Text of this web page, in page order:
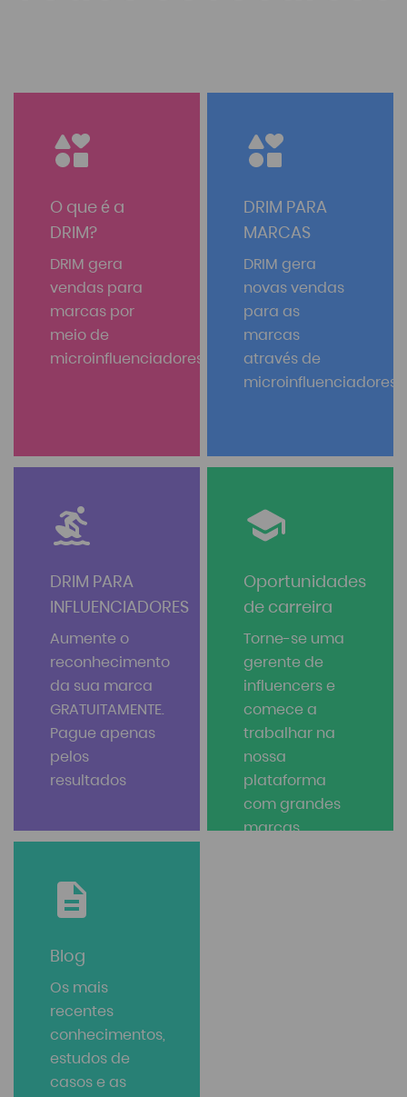
O que é a
DRIM?
DRIM gera
vendas para
marcas por
meio de
microinfluenciadores
DRIM PARA
MARCAS
DRIM gera
novas vendas
para as
marcas
através de
microinfluenciadores
DRIM PARA
INFLUENCIADORES
Aumente o
reconhecimento
da sua marca
GRATUITAMENTE.
Pague apenas
pelos
resultados
Oportunidades
de carreira
Torne-se uma
gerente de
influencers e
comece a
trabalhar na
nossa
plataforma
com grandes
marcas,
Blog
Os mais
recentes
conhecimentos,
estudos de
casos e as